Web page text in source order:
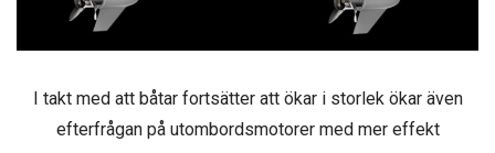
I takt med att båtar fortsätter att ökar i storlek ökar även
efterfrågan på utombordsmotorer med mer effekt